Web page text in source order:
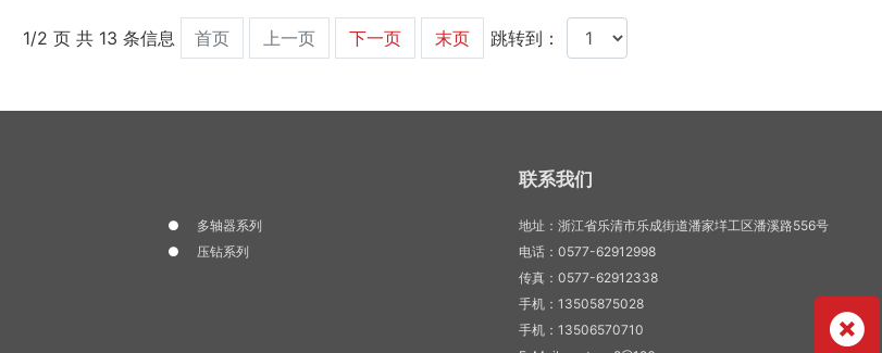
1/2 页 共 13 条信息 首页 上一页 下一页 末页 跳转到：
多轴器系列
压钻系列
联系我们
地址：浙江省乐清市乐成街道潘家垟工区潘溪路556号
电话：0577-62912998
传真：0577-62912338
手机：13505875028
手机：13506570710